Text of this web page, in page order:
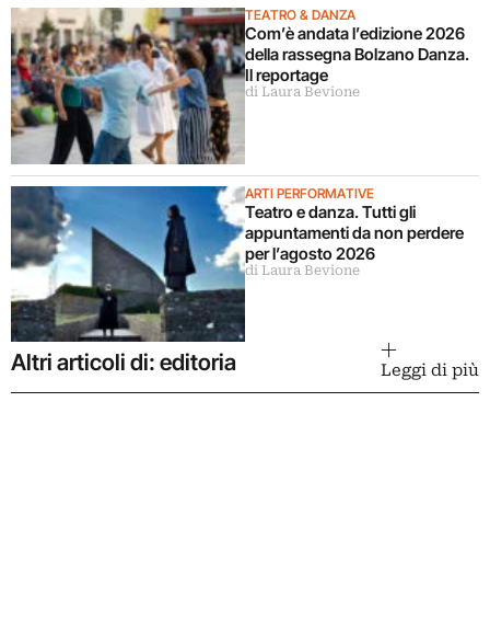
TEATRO & DANZA
Com’è andata l’edizione 2026
della rassegna Bolzano Danza.
Il reportage
di Laura Bevione
ARTI PERFORMATIVE
Teatro e danza. Tutti gli
appuntamenti da non perdere
per l’agosto 2026
di Laura Bevione
Altri articoli di: editoria Leggi di più